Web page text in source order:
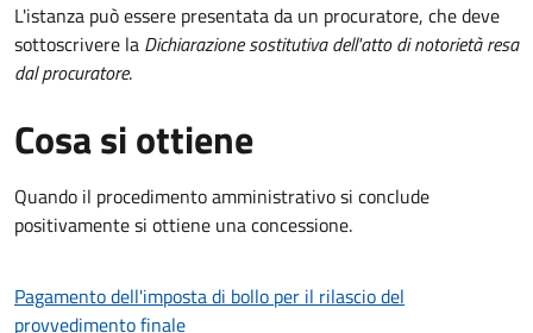
L'istanza può essere presentata da un procuratore, che deve
sottoscrivere la Dichiarazione sostitutiva dell'atto di notorietà resa
dal procuratore.
Cosa si ottiene
Quando il procedimento amministrativo si conclude
positivamente si ottiene una concessione.
Pagamento dell'imposta di bollo per il rilascio del
provvedimento finale